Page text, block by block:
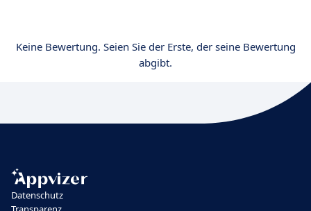
Keine Bewertung. Seien Sie der Erste, der seine Bewertung
abgibt.
Datenschutz